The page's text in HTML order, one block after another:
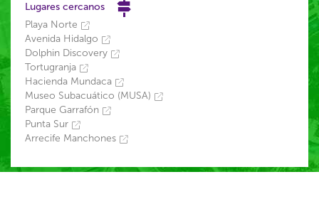
Lugares cercanos
Playa Norte
Avenida Hidalgo
Dolphin Discovery
Tortugranja
Hacienda Mundaca
Museo Subacuático (MUSA)
Parque Garrafón
Punta Sur
Arrecife Manchones